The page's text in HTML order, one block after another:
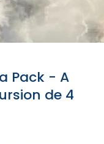
Pack - A
de 4